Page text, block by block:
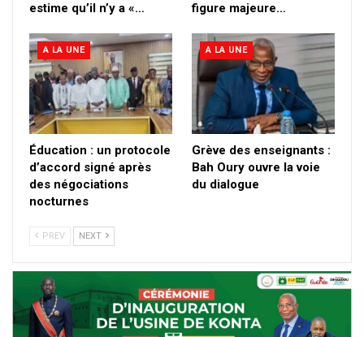
estime qu’il n’y a «…
figure majeure…
A LA UNE
Éducation : un protocole
d’accord signé après
des négociations
nocturnes
A LA UNE
Grève des enseignants :
Bah Oury ouvre la voie
du dialogue
PREV NEXT